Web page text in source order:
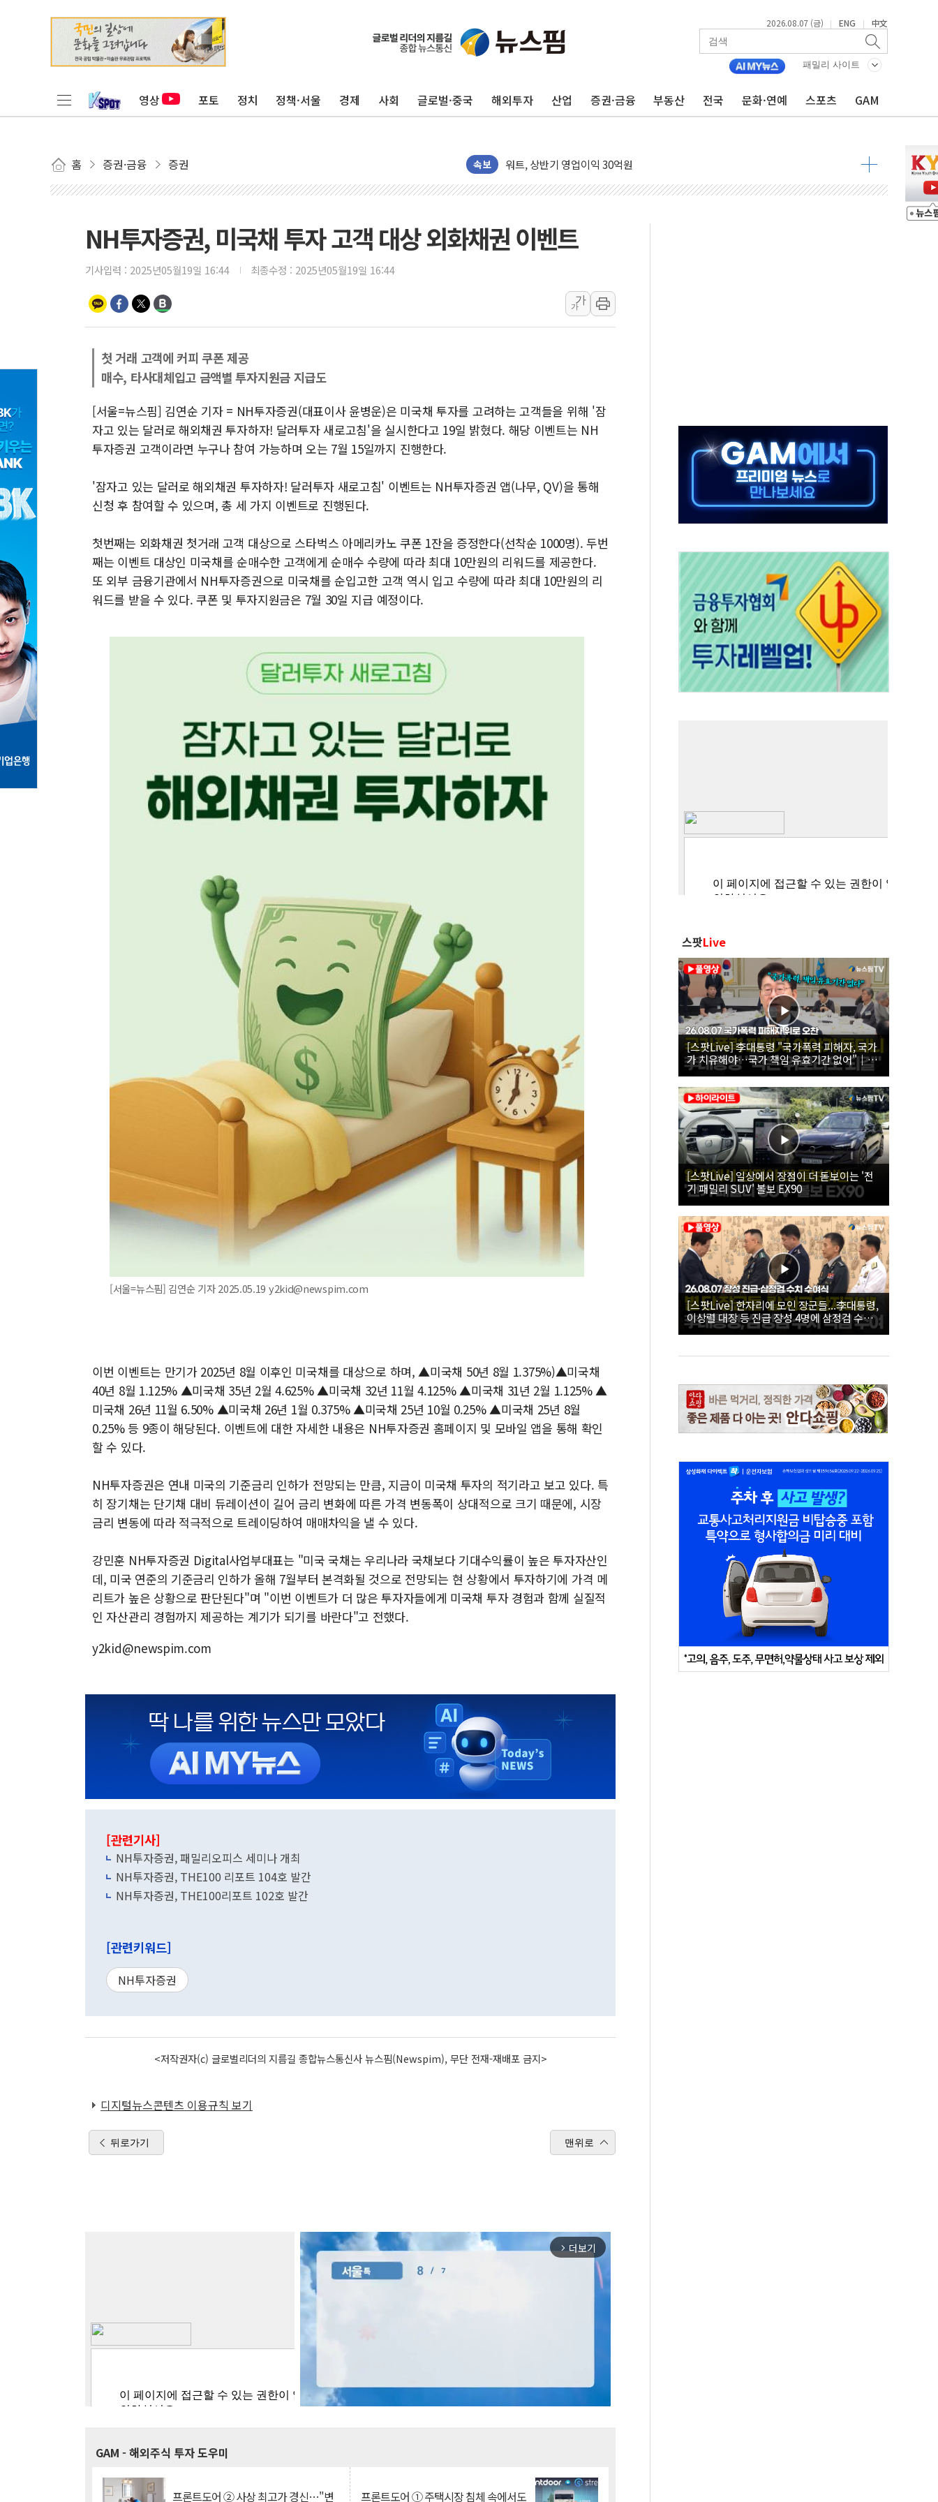
2026.08.07 (금) | ENG | 中文
패밀리 사이트
영상 포토 정치 정책·서울 경제 사회 글로벌·중국 해외투자 산업 증권·금융 부동산 전국 문화·연예 스포츠 GAM
홈 증권·금융 증권 속보
40.2도 찍은 서울 등 폭염중대경보 해제…누적 온열질환자 2872명
"文정부 악몽 재현 안돼"...李 부동산 세제안에 與 내부서 '총선·대선 직격탄' 우려
李대통령, 호우 피해 경북 안동·의성 특별재난지역 선포
'변기 수리' 집주인에게 흉기 휘두른 30대 세입자…경찰, 현행범 체포
프롬바이오, 10일 거래 재개…"재무구조 개편"
NH농협생명, 농작업 중 온열질환 보장…폭염기 신속 보상 강화
랩지노믹스 "디엑솜과 美 암 진단 분야 독점 라이선스 계약"
보로노이, 폐암 치료제 'VRN11' 캐나다 IND 신청
교보생명, '교보K-맞춤건강보험' 6개월 배타적사용권 획득
벼랑 끝 선 '동전주' 무더기 상폐 위기…관리종목 우려 지정예고 총 63개
1순위보다 낮은 특별공급 경쟁률… 실수요자 관심
[인사] 공정거래위원회
KDB생명 본입찰 3파전…한화·흥국·한투 참여
NH투자증권, 미국채 투자 고객 대상 외화채권 이벤트
기사입력 : 2025년05월19일 16:44 최종수정 : 2025년05월19일 16:44
가
가
첫 거래 고객에 커피 쿠폰 제공
매수, 타사대체입고 금액별 투자지원금 지급도
[서울=뉴스핌] 김연순 기자 = NH투자증권(대표이사 윤병운)은 미국채 투자를 고려하는 고객들을 위해 '잠
자고 있는 달러로 해외채권 투자하자! 달러투자 새로고침'을 실시한다고 19일 밝혔다. 해당 이벤트는 NH
투자증권 고객이라면 누구나 참여 가능하며 오는 7월 15일까지 진행한다.
'잠자고 있는 달러로 해외채권 투자하자! 달러투자 새로고침' 이벤트는 NH투자증권 앱(나무, QV)을 통해
신청 후 참여할 수 있으며, 총 세 가지 이벤트로 진행된다.
첫번째는 외화채권 첫거래 고객 대상으로 스타벅스 아메리카노 쿠폰 1잔을 증정한다(선착순 1000명). 두번
째는 이벤트 대상인 미국채를 순매수한 고객에게 순매수 수량에 따라 최대 10만원의 리워드를 제공한다.
또 외부 금융기관에서 NH투자증권으로 미국채를 순입고한 고객 역시 입고 수량에 따라 최대 10만원의 리
워드를 받을 수 있다. 쿠폰 및 투자지원금은 7월 30일 지급 예정이다.
[서울=뉴스핌] 김연순 기자 2025.05.19 y2kid@newspim.com
이번 이벤트는 만기가 2025년 8월 이후인 미국채를 대상으로 하며, ▲미국채 50년 8월 1.375%)▲미국채
40년 8월 1.125% ▲미국채 35년 2월 4.625% ▲미국채 32년 11월 4.125% ▲미국채 31년 2월 1.125% ▲
미국채 26년 11월 6.50% ▲미국채 26년 1월 0.375% ▲미국채 25년 10월 0.25% ▲미국채 25년 8월
0.25% 등 9종이 해당된다. 이벤트에 대한 자세한 내용은 NH투자증권 홈페이지 및 모바일 앱을 통해 확인
할 수 있다.
NH투자증권은 연내 미국의 기준금리 인하가 전망되는 만큼, 지금이 미국채 투자의 적기라고 보고 있다. 특
히 장기채는 단기채 대비 듀레이션이 길어 금리 변화에 따른 가격 변동폭이 상대적으로 크기 때문에, 시장
금리 변동에 따라 적극적으로 트레이딩하여 매매차익을 낼 수 있다.
강민훈 NH투자증권 Digital사업부대표는 "미국 국채는 우리나라 국채보다 기대수익률이 높은 투자자산인
데, 미국 연준의 기준금리 인하가 올해 7월부터 본격화될 것으로 전망되는 현 상황에서 투자하기에 가격 메
리트가 높은 상황으로 판단된다"며 "이번 이벤트가 더 많은 투자자들에게 미국채 투자 경험과 함께 실질적
인 자산관리 경험까지 제공하는 계기가 되기를 바란다"고 전했다.
y2kid@newspim.com
[관련기사]
NH투자증권, 패밀리오피스 세미나 개최
NH투자증권, THE100 리포트 104호 발간
NH투자증권, THE100리포트 102호 발간
[관련키워드]
NH투자증권
<저작권자(c) 글로벌리더의 지름길 종합뉴스통신사 뉴스핌(Newspim), 무단 전재-재배포 금지>
디지털뉴스콘텐츠 이용규칙 보기
뒤로가기 맨위로
arrow_forward_ios 더보기
GAM - 해외주식 투자 도우미
프론트도어 ② 사상 최고가 경신…"변 프론트도어 ① 주택시장 침체 속에서도
스팟Live
[스팟Live] 李대통령 "국가폭력 피해자, 국가
가 치유해야…국가 책임 유효기간 없어"｜
26.08.07 국가폭력 피해자 위로 오찬
[스팟Live] 일상에서 장점이 더 돋보이는 '전
기 패밀리 SUV' 볼보 EX90
[스팟Live] 한자리에 모인 장군들...李대통령,
이상렬 대장 등 진급 장성 4명에 삼정검 수치
직접 수여｜26.08.07 장성 진급·삼정검 수치